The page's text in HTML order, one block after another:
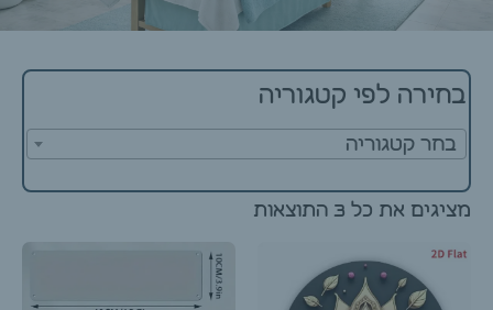
בחירה לפי קטגוריה
בחר קטגוריה
מציגים את כל ⁦3⁩ התוצאות